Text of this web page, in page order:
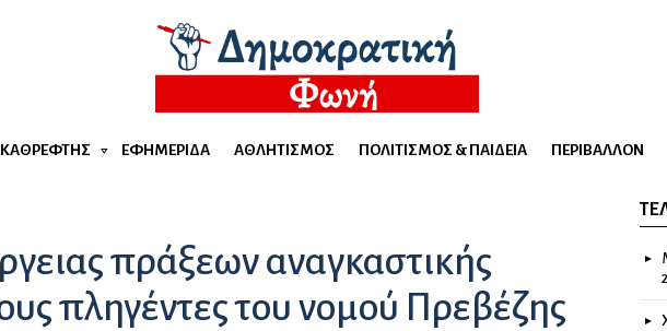
ΚΑΘΡΈΦΤΗΣ ΕΦΗΜΕΡΊΔΑ ΑΘΛΗΤΙΣΜΌΣ ΠΟΛΙΤΙΣΜΌΣ & ΠΑΙΔΕΊΑ ΠΕΡΙΒΆΛΛΟΝ
πράξεων αναγκαστικής
πληγέντες του νομού Πρεβέζης